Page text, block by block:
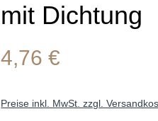
mit Dichtung
4,76 €
Preise inkl. MwSt. zzgl.